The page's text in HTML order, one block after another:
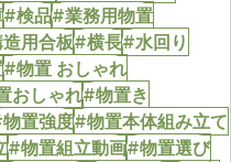
#検品#業務用物置
用合板#横長#水回り
#物置 おしゃれ
おしゃれ#物置き
置強度#物置本体組み立て
#物置組立動画#物置選び